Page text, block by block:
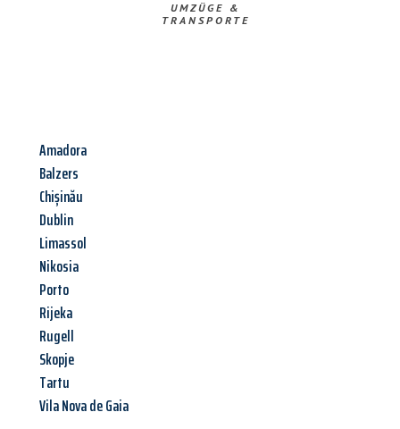
UMZÜGE &
TRANSPORTE
Amadora
Balzers
Chișinău
Dublin
Limassol
Nikosia
Porto
Rijeka
Rugell
Skopje
Tartu
Vila Nova de Gaia